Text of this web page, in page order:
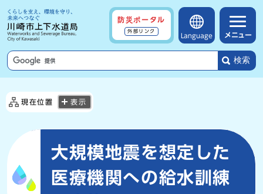
防災ポータル
外部リンク
Language メニュー
検索
現在位置 表示
大規模地震を想定した
医療機関への給水訓練